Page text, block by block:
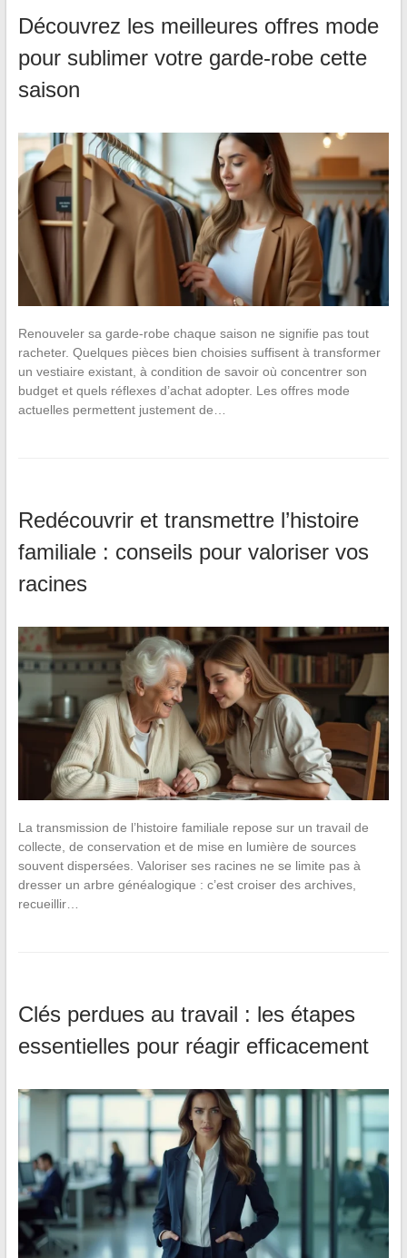
Découvrez les meilleures offres mode
pour sublimer votre garde-robe cette
saison
Renouveler sa garde-robe chaque saison ne signifie pas tout
racheter. Quelques pièces bien choisies suffisent à transformer
un vestiaire existant, à condition de savoir où concentrer son
budget et quels réflexes d’achat adopter. Les offres mode
actuelles permettent justement de…
Redécouvrir et transmettre l’histoire
familiale : conseils pour valoriser vos
racines
La transmission de l’histoire familiale repose sur un travail de
collecte, de conservation et de mise en lumière de sources
souvent dispersées. Valoriser ses racines ne se limite pas à
dresser un arbre généalogique : c’est croiser des archives,
recueillir…
Clés perdues au travail : les étapes
essentielles pour réagir efficacement